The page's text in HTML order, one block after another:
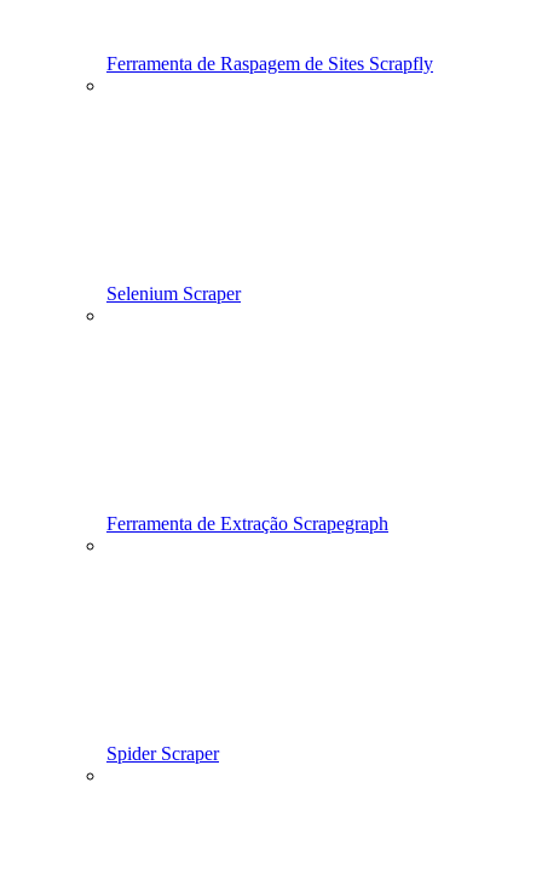
Ferramenta de Raspagem de Sites Scrapfly
Selenium Scraper
Ferramenta de Extração Scrapegraph
Spider Scraper